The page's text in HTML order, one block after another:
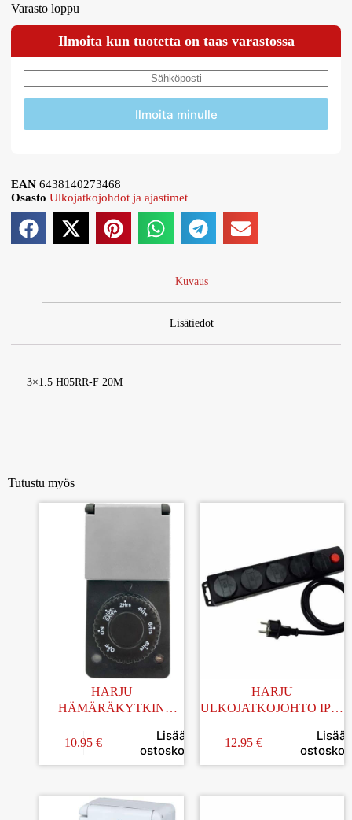
Varasto loppu
Ilmoita kun tuotetta on taas varastossa
Ilmoita minulle
EAN6438140273468
Osasto Ulkojatkojohdot ja ajastimet
Kuvaus
Lisätiedot
3×1.5 H05RR-F 20M
Tutustu myös
HARJU
HÄMÄRÄKYTKIN
10.95 €
Lisää
ostoskoriin
HARJU
ULKOJATKOJOHTO IP44
KYTKIMELLÄ
12.95 €
Lisää